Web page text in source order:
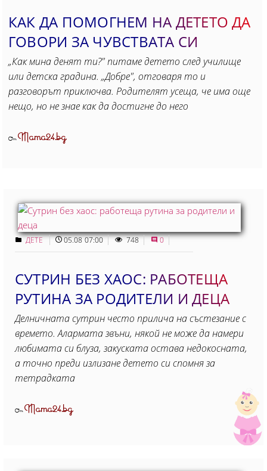
КАК ДА ПОМОГНЕМ НА ДЕТЕТО ДА
ГОВОРИ ЗА ЧУВСТВАТА СИ
„Как мина денят ти?" питаме детето след училище
или детска градина. „Добре", отговаря то и
разговорът приключва. Родителят усеща, че има още
нещо, но не знае как да достигне до него
ОтMama24.bg
ДЕТЕ 05.08 07:00 748 0
СУТРИН БЕЗ ХАОС: РАБОТЕЩА
РУТИНА ЗА РОДИТЕЛИ И ДЕЦА
Делничната сутрин често прилича на състезание с
времето. Алармата звъни, някой не може да намери
любимата си блуза, закуската остава недокосната,
а точно преди излизане детето си спомня за
тетрадката
ОтMama24.bg